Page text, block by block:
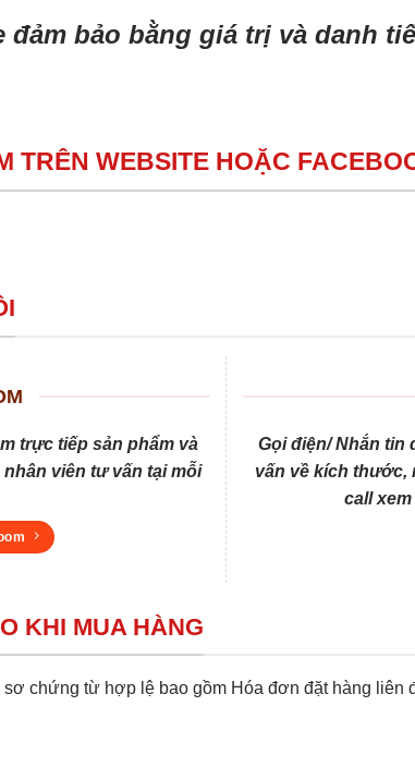
bảo bằng giá trị và danh
TRÊN WEBSITE HOẶC
trực tiếp sản phẩm và
viên tư vấn tại mỗi
Gọi điện/ Nhắn tin
vấn về kích thước,
call
KHI MUA HÀNG
chứng từ hợp lệ bao gồm Hóa đơn đặt hàng liên